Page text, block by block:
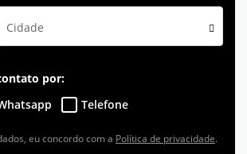
Cidade
por:
Telefone
eu concordo com a Política de privacidade.